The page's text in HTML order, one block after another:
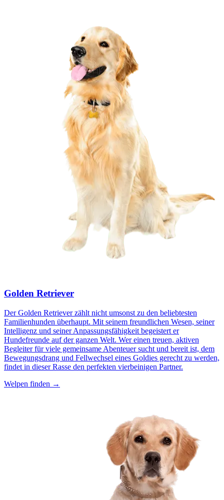
Golden Retriever
Der Golden Retriever zählt nicht umsonst zu den beliebtesten
Familienhunden überhaupt. Mit seinem freundlichen Wesen, seiner
Intelligenz und seiner Anpassungsfähigkeit begeistert er
Hundefreunde auf der ganzen Welt. Wer einen treuen, aktiven
Begleiter für viele gemeinsame Abenteuer sucht und bereit ist, dem
Bewegungsdrang und Fellwechsel eines Goldies gerecht zu werden,
findet in dieser Rasse den perfekten vierbeinigen Partner.
Welpen finden →